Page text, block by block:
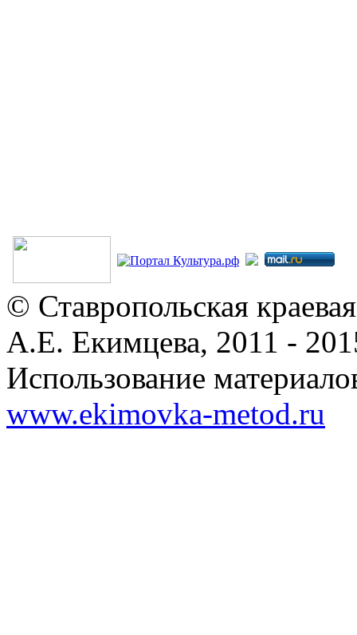
© Ставропольская
А.Е. Екимцева, 2011 -
Использование
www.ekimovka-metod.ru